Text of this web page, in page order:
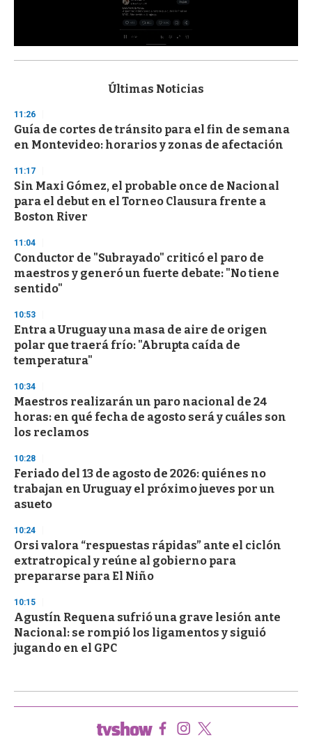
s
d
s
o
f
3
s
c
o
d
s
Últimas Noticias
11:26
Guía de cortes de tránsito para el fin de semana
en Montevideo: horarios y zonas de afectación
11:17
Sin Maxi Gómez, el probable once de Nacional
para el debut en el Torneo Clausura frente a
Boston River
11:04
Conductor de "Subrayado" criticó el paro de
maestros y generó un fuerte debate: "No tiene
sentido"
10:53
Entra a Uruguay una masa de aire de origen
polar que traerá frío: "Abrupta caída de
temperatura"
10:34
Maestros realizarán un paro nacional de 24
horas: en qué fecha de agosto será y cuáles son
los reclamos
10:28
Feriado del 13 de agosto de 2026: quiénes no
trabajan en Uruguay el próximo jueves por un
asueto
10:24
Orsi valora “respuestas rápidas” ante el ciclón
extratropical y reúne al gobierno para
prepararse para El Niño
10:15
Agustín Requena sufrió una grave lesión ante
Nacional: se rompió los ligamentos y siguió
jugando en el GPC